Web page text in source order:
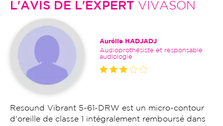
L'AVIS DE L'EXPERT VIVASON
Aurélie HADJADJ
Audioprothésiste et responsable
audiologie
Resound Vibrant 5-61-DRW est un micro-contour
d'oreille de classe 1 intégralement remboursé dans